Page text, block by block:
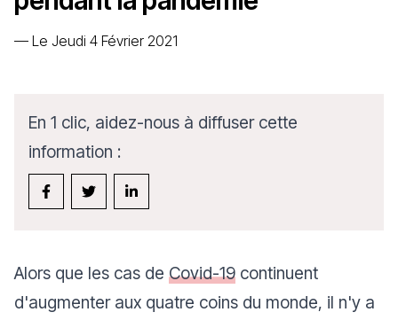
— Le Jeudi 4 Février 2021
En 1 clic, aidez-nous à diffuser cette
information :
Alors que les cas de Covid-19 continuent
d'augmenter aux quatre coins du monde, il n'y a